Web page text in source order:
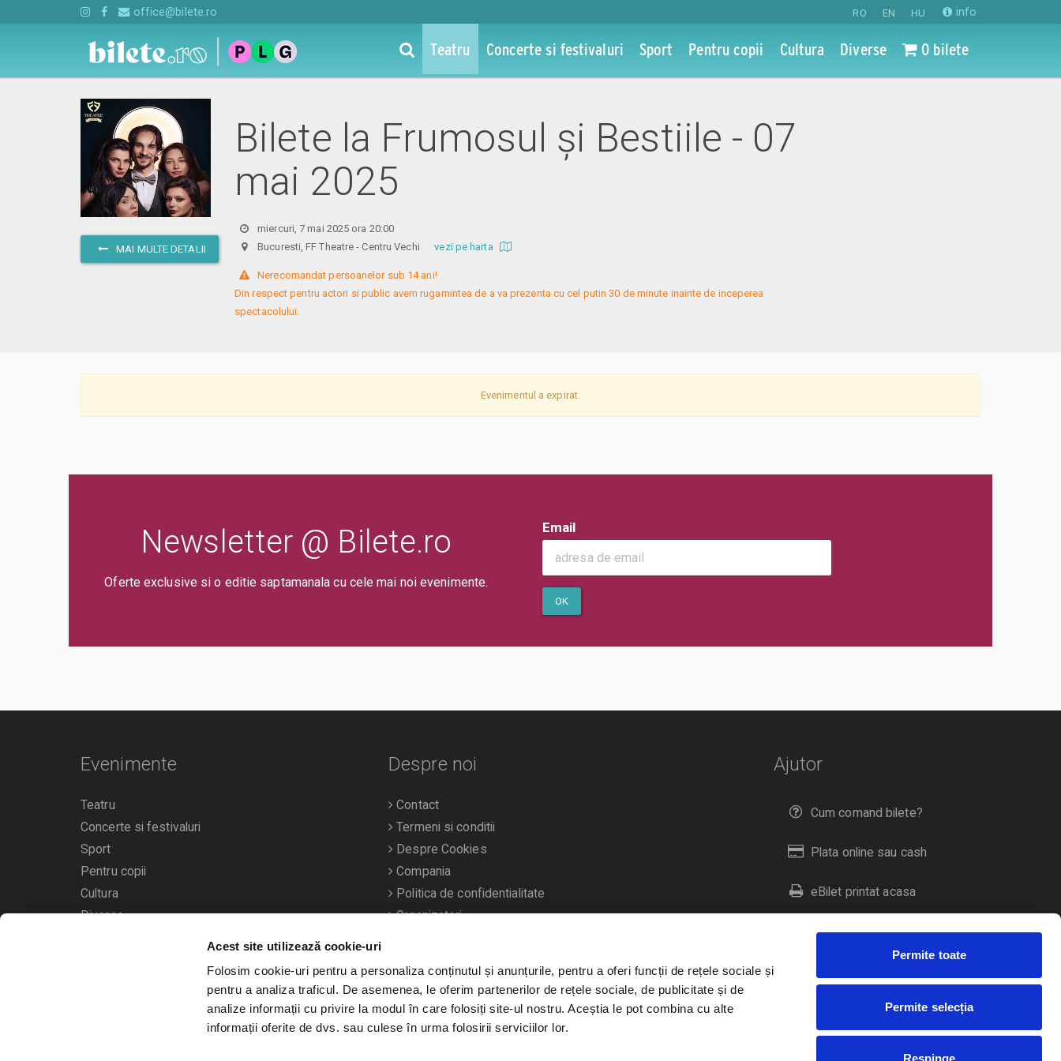
Acest site utilizează cookie-uri
Folosim cookie-uri pentru a personaliza conținutul și anunțurile, pentru a oferi funcții de rețele sociale și
pentru a analiza traficul. De asemenea, le oferim partenerilor de rețele sociale, de publicitate și de
analize informații cu privire la modul în care folosiți site-ul nostru. Aceștia le pot combina cu alte
informații oferite de dvs. sau culese în urma folosirii serviciilor lor.
Permite toate
Permite selecția
Respinge
RO EN HU info
office@bilete.ro
Teatru Concerte si festivaluri Sport Pentru copii Cultura Diverse 0 bilete
MAI MULTE DETALII
Bilete la Frumosul și Bestiile - 07
mai 2025
miercuri, 7 mai 2025 ora 20:00
Bucuresti, FF Theatre - Centru Vechivezi pe harta
Nerecomandat persoanelor sub 14 ani!
Din respect pentru actori si public avem rugamintea de a va prezenta cu cel putin 30 de minute inainte de inceperea
spectacolului.
Evenimentul a expirat.
Newsletter @ Bilete.ro
Oferte exclusive si o editie saptamanala cu cele mai noi evenimente.
Email
OK
Ajutor
Cum comand bilete?
Plata online sau cash
eBilet printat acasa
Livrare prin curier
Duplicare bilete
Evenimente
Teatru
Concerte si festivaluri
Sport
Pentru copii
Cultura
Diverse
Calendarul evenimentelor
Despre noi
Contact
Termeni si conditii
Despre Cookies
Compania
Politica de confidentialitate
Organizatori